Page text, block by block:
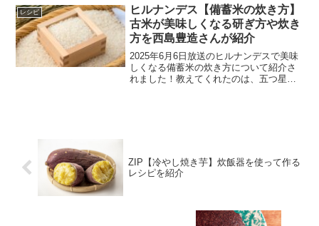
のレシピ甘酒にごり酢ラッシーの材料甘
酒(ストレートタイ...
レシピ
ヒルナンデス【備蓄米の炊き方】
古米が美味しくなる研ぎ方や炊き
方を西島豊造さんが紹介
2025年6月6日放送のヒルナンデスで美味
しくなる備蓄米の炊き方について紹介さ
れました！教えてくれたのは、五つ星お
ZIP【冷やし焼き芋】炊飯器を使って作る
レシピを紹介